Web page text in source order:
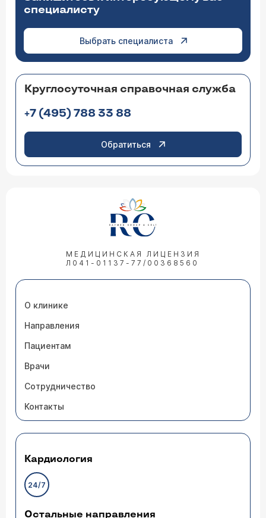
специалисту
Выбрать специалиста
Круглосуточная справочная служба
+7 (495) 788 33 88
Обратиться
МЕДИЦИНСКАЯ ЛИЦЕНЗИЯ
Л041-01137-77/00368560
О клинике
Направления
Пациентам
Врачи
Сотрудничество
Контакты
Кардиология
24/7
Остальные направления